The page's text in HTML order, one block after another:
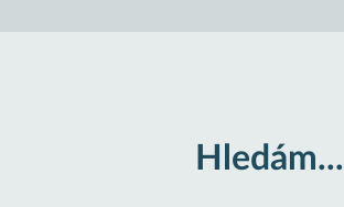
Hledám...